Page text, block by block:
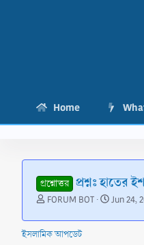
Home
প্রশ্নোত্তর প্রশ্নঃ হাতের
T
r
e
FORUM BOT
S
a
Jun 24,
ইসলামিক আপডেট